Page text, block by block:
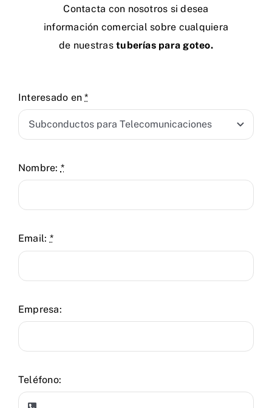
Contacta con nosotros si desea
información comercial sobre cualquiera
de nuestrastuberías para goteo.
Interesado en*
Nombre: *
Email: *
Empresa:
Teléfono: